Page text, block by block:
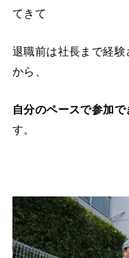
てきて
退職前は社長まで経
から、
自分のペースで参加で
す。